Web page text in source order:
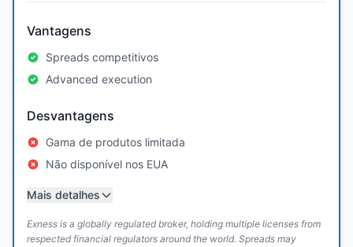
Vantagens
Spreads competitivos
Advanced execution
Desvantagens
Gama de produtos limitada
Não disponível nos EUA
Mais detalhes
Exness is a globally regulated broker, holding multiple licenses from
respected financial regulators around the world. Spreads may